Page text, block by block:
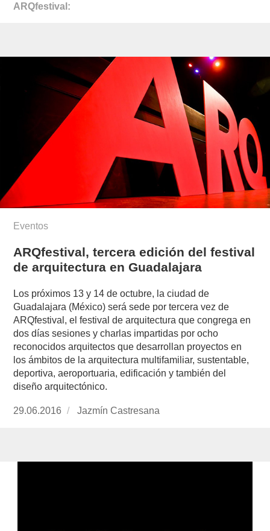
ARQfestival
Eventos
ARQfestival, tercera edición del festival
de arquitectura en Guadalajara
Los próximos 13 y 14 de octubre, la ciudad de
Guadalajara (México) será sede por tercera vez de
ARQfestival, el festival de arquitectura que congrega en
dos días sesiones y charlas impartidas por ocho
reconocidos arquitectos que desarrollan proyectos en
los ámbitos de la arquitectura multifamiliar, sustentable,
deportiva, aeroportuaria, edificación y también del
diseño arquitectónico.
Publicado
29.06.2016
https://www.experimenta.es/author/jazmin-
Jazmín Castresana